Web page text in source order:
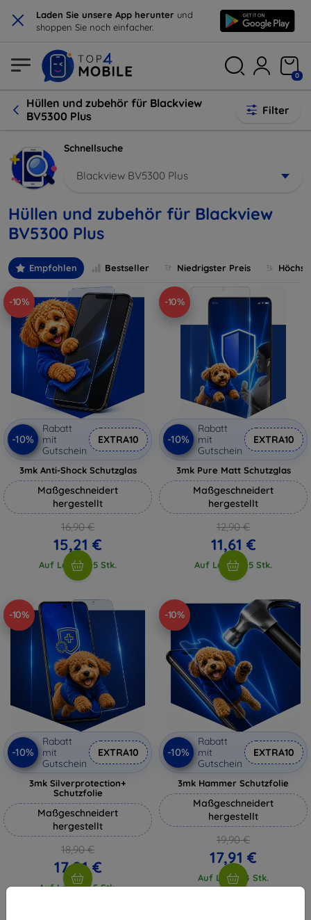
× Laden Sie unsere App herunter und
shoppen Sie noch einfacher.
0
Hüllen und zubehör für Blackview
BV5300 Plus
Filter
Schnellsuche
Blackview BV5300 Plus
Hüllen und zubehör für Blackview
BV5300 Plus
Empfohlen Bestseller Niedrigster Preis
-10%
-10%
Rabatt
mit
Gutschein
EXTRA10
3mk Anti-Shock Schutzglas
Maßgeschneidert
hergestellt
16,90 €
15,21 €
Auf Lager > 5 Stk.
-10%
-10%
Rabatt
mit
Gutschein
EXTRA10
3mk Pure Matt Schutzglas
Maßgeschneidert
hergestellt
12,90 €
11,61 €
Auf Lager > 5 Stk.
-10%
-10%
Rabatt
mit
Gutschein
EXTRA10
3mk Silverprotection+
Schutzfolie
Maßgeschneidert
hergestellt
18,90 €
17,01 €
Auf Lager > 5 Stk.
-10%
-10%
Rabatt
mit
Gutschein
EXTRA10
3mk Hammer Schutzfolie
Maßgeschneidert
hergestellt
19,90 €
17,91 €
Auf Lager 4 Stk.